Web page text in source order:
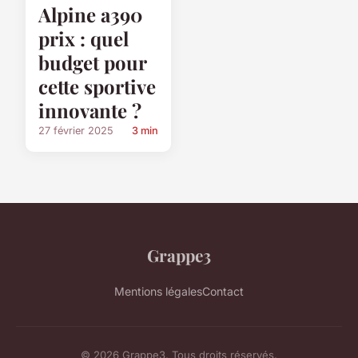
Alpine a390
prix : quel
budget pour
cette sportive
innovante ?
27 février 2025 3 min
Grappe3
Mentions légalesContact
© 2026 Grappe3. Tous droits réservés.